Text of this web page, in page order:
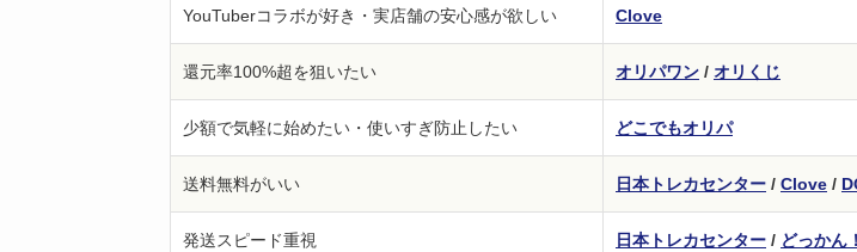
YouTuberコラボが好き・実店舗の安心感が欲しい Clove
還元率100%超を狙いたい オリパワン / オリくじ
少額で気軽に始めたい・使いすぎ防止したい どこでもオリパ
送料無料がいい 日本トレカセンター / Clove /
発送スピード重視 日本トレカセンター / どっかん